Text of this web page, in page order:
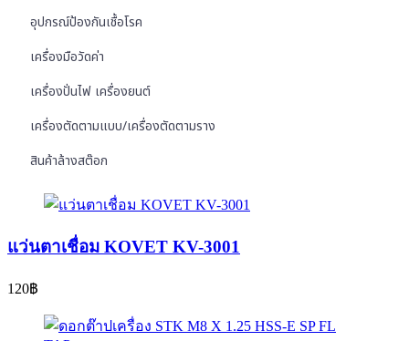
อุปกรณ์ป้องกันเชื้อโรค
เครื่องมือวัดค่า
เครื่องปั่นไฟ เครื่องยนต์
เครื่องตัดตามแบบ/เครื่องตัดตามราง
สินค้าล้างสต๊อก
แว่นตาเชื่อม KOVET KV-3001
120฿